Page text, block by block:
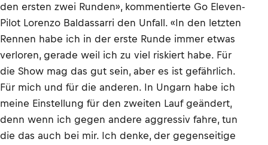
den ersten zwei Runden», kommentierte Go Eleven-
Pilot Lorenzo Baldassarri den Unfall. «In den letzten
Rennen habe ich in der erste Runde immer etwas
verloren, gerade weil ich zu viel riskiert habe. Für
die Show mag das gut sein, aber es ist gefährlich.
Für mich und für die anderen. In Ungarn habe ich
meine Einstellung für den zweiten Lauf geändert,
denn wenn ich gegen andere aggressiv fahre, tun
die das auch bei mir. Ich denke, der gegenseitige